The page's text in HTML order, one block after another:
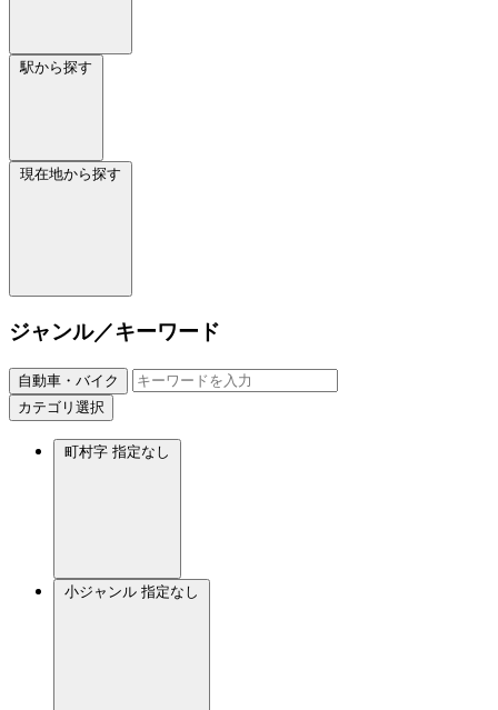
駅から探す
現在地から探す
ジャンル／キーワード
自動車・バイク
カテゴリ選択
町村字 指定なし
小ジャンル 指定なし